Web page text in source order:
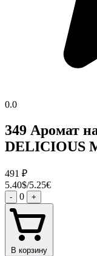
0.0
349 Аромат
DELICIOUS
491 ₽
5.40$/5.25€
- 0 +
В корзину